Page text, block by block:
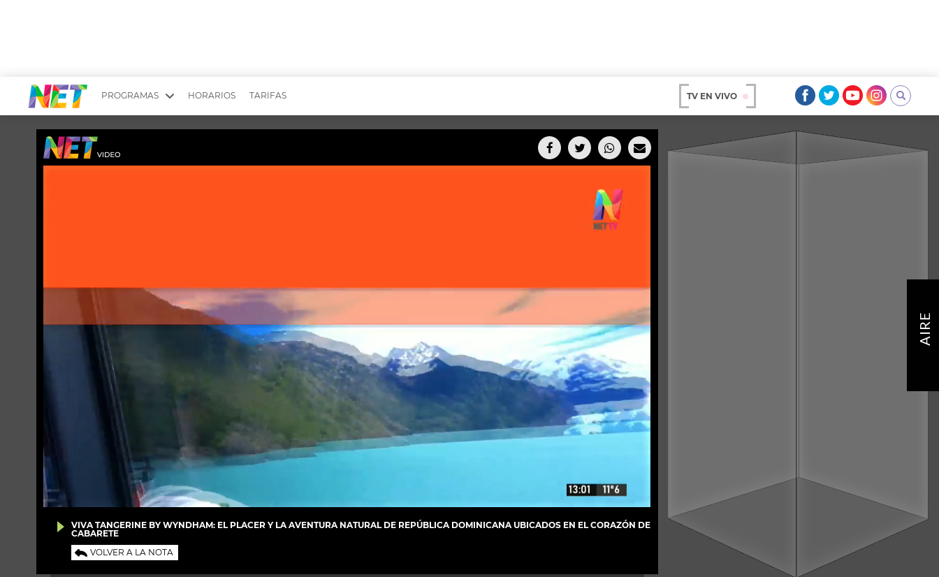
PROGRAMAS
YUYITO A LA TARDE
CHICHE EN VIVO
DR. BEAUTY
INTELEXIS TV
HAIR RECOVERY
CINE NET
TODOS PODEMOS VIAJAR
PARES DE COMEDIA
FIESTAS ARGENTINAS
AGENDA CORPORATIVA
HORARIOS TARIFAS TV EN VIVO
VIVA TANGERINE BY WYNDHAM: EL PLACER Y LA AVENTURA NATURAL DE REPÚBLICA DOMINICANA UBICADOS EN EL CORAZÓN DE
CABARETE
VOLVER A LA NOTA
AIRE